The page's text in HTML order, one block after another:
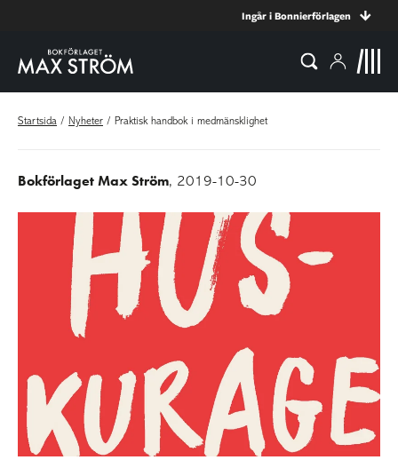
Ingår i Bonnierförlagen
Startsida / Nyheter / Praktisk handbok i medmänsklighet
Bokförlaget Max Ström, 2019-10-30